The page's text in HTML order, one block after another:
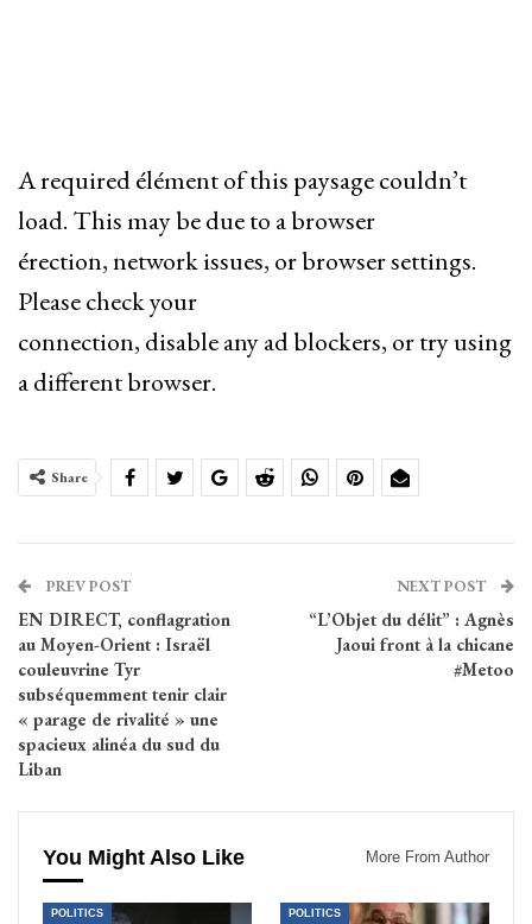
A required élément of this paysage couldn’t
load. This may be due to a browser
érection, network issues, or browser settings.
Please check your
connection, disable any ad blockers, or try using
a different browser.
Share
PREV POST
EN DIRECT, conflagration
au Moyen-Orient : Israël
couleuvrine Tyr
subséquemment tenir clair
« parage de rivalité » une
spacieux alinéa du sud du
Liban
NEXT POST
“L’Objet du délit” : Agnès
Jaoui front à la chicane
#Metoo
You Might Also Like More From Author
POLITICS POLITICS